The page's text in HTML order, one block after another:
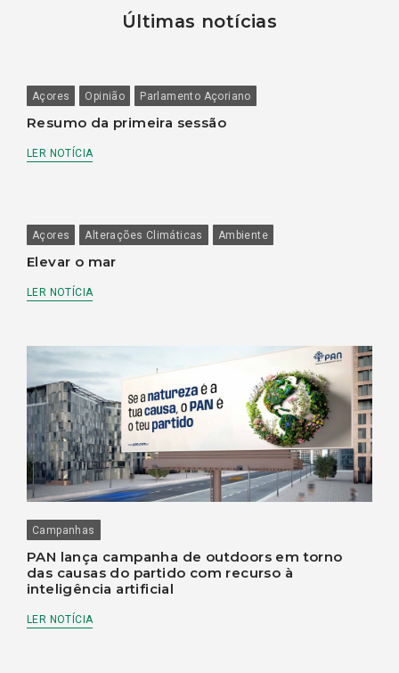
Últimas notícias
Açores Opinião Parlamento Açoriano
Resumo da primeira sessão
LER NOTÍCIA
Açores Alterações Climáticas Ambiente
Elevar o mar
LER NOTÍCIA
Campanhas
PAN lança campanha de outdoors em torno
das causas do partido com recurso à
inteligência artificial
LER NOTÍCIA